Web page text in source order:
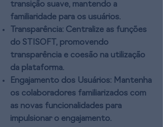
transição suave, mantendo a
familiaridade para os usuários.
Transparência: Centralize as funções
do STISOFT, promovendo
transparência e coesão na utilização
da plataforma.
Engajamento dos Usuários: Mantenha
os colaboradores familiarizados com
as novas funcionalidades para
impulsionar o engajamento.